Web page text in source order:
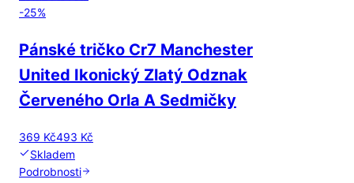
-25%
Pánské tričko Cr7 Manchester
United Ikonický Zlatý Odznak
Červeného Orla A Sedmičky
369 Kč493 Kč
Skladem
Podrobnosti